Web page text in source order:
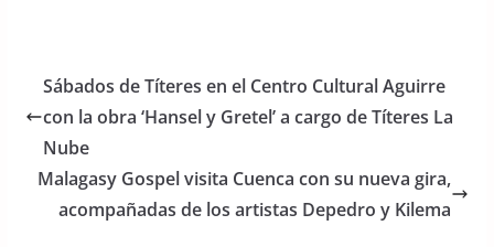
e
b
o
o
k
er s
A
p
Sábados de Títeres en el Centro Cultural Aguirre
con la obra ‘Hansel y Gretel’ a cargo de Títeres La
Nube
Malagasy Gospel visita Cuenca con su nueva gira,
acompañadas de los artistas Depedro y Kilema